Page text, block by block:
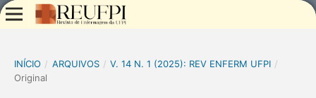
INÍCIO / ARQUIVOS / V. 14 N. 1 (2025): REV ENFERM UFPI /
Original